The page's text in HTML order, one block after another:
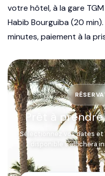
votre hôtel, à la gare
Habib Bourguiba (20
minutes, paiement à la
Prêt à prendre
Sélectionnez vos dates
disponible s'affichera